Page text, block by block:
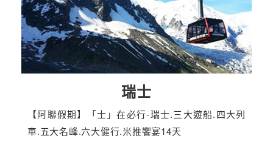
瑞士
【阿聯假期】「士」在必行-瑞士.三大遊船.四大列
車.五大名峰.六大健行.米推饗宴14天